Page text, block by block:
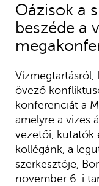
Oázisok a
beszéde a
Vízmegtartásról,
övező
konferenciát a
amelyre a vizes
vezetői, kutatók
kollégánk, a
szerkesztője,
november 6-i